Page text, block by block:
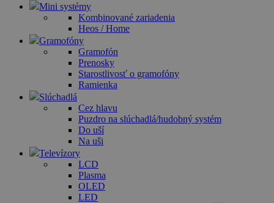
Mini systémy
Kombinované zariadenia
Heos / Home
Gramofóny
Gramofón
Prenosky
Starostlivosť o gramofóny
Ramienka
Slúchadlá
Cez hlavu
Puzdro na slúchadlá/hudobný systém
Do uší
Na uši
Televízory
LCD
Plasma
OLED
LED